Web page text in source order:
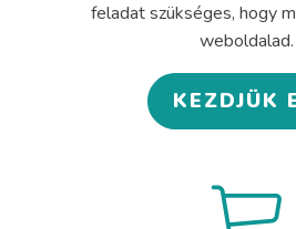
feladat szükséges, hogy
weboldalad.
KEZDJÜK